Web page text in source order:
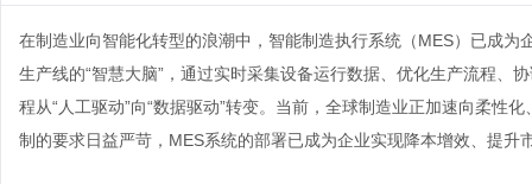
在制造业向智能化转型的浪潮中， 智能制造执行系统 （MES）已成
生产线的“智慧大脑”，通过实时采集设备运行数据、优化生产流程、
程从“人工驱动”向“数据驱动”转变。当前，全球制造业正加速向柔性
制的要求日益严苛，MES系统的部署已成为企业实现降本增效、提升